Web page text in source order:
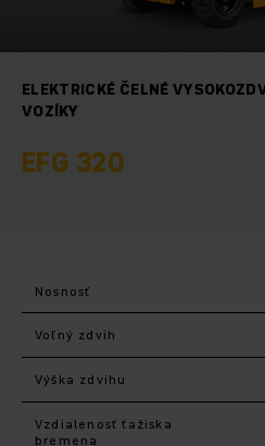
ELEKTRICKÉ ČELNÉ
VOZÍKY
EFG 320
Nosnosť
Voľný zdvih
Výška zdvihu
Vzdialenosť ťažiska
bremena